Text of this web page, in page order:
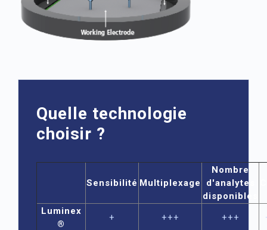
Quelle technologie
choisir ?
Sensibilité Multiplexage
Nombre
d'analytes
disponibles
Luminex
®
+ +++ +++